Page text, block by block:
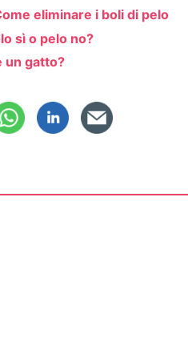
eliminare i boli di pelo
sì o pelo no?
un gatto?